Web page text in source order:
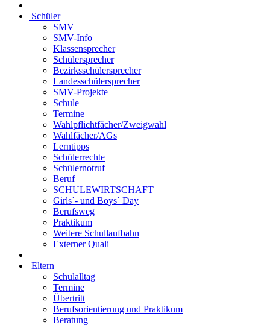
Schüler
SMV
SMV-Info
Klassensprecher
Schülersprecher
Bezirksschülersprecher
Landesschülersprecher
SMV-Projekte
Schule
Termine
Wahlpflichtfächer/Zweigwahl
Wahlfächer/AGs
Lerntipps
Schülerrechte
Schülernotruf
Beruf
SCHULEWIRTSCHAFT
Girls´- und Boys´ Day
Berufsweg
Praktikum
Weitere Schullaufbahn
Externer Quali
Eltern
Schulalltag
Termine
Übertritt
Berufsorientierung und Praktikum
Beratung